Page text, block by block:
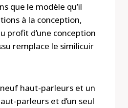
que le modèle qu’il
à la conception,
profit d’une conception
remplace le similicuir
haut-parleurs et un
parleurs et d’un seul